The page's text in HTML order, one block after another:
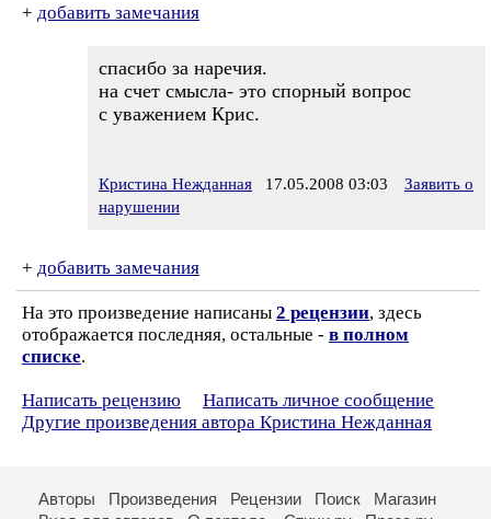
+ добавить замечания
спасибо за наречия.
на счет смысла- это спорный вопрос
с уважением Крис.
Кристина Нежданная 17.05.2008 03:03
Заявить о
нарушении
+ добавить замечания
На это произведение написаны 2 рецензии, здесь
отображается последняя, остальные - в полном
списке.
Написать рецензию
Написать личное сообщение
Другие произведения автора Кристина Нежданная
Авторы Произведения Рецензии Поиск
Магазин